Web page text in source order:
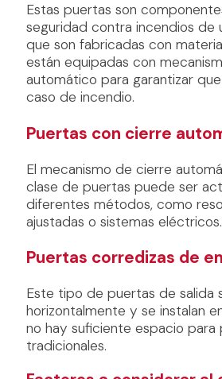
Estas puertas son
seguridad contra incendios de
que son fabricadas con
están equipadas con
automático para garantizar
caso de incendio.
Puertas con cierre
El mecanismo de cierre
clase de puertas puede ser
diferentes métodos, como
ajustadas o sistemas eléctricos.
Puertas corredizas de
Este tipo de puertas de salida
horizontalmente y se instalan
no hay suficiente espacio para
tradicionales.